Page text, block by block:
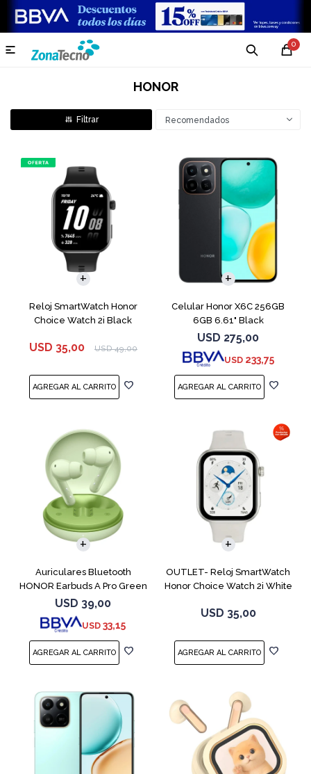
0

HONOR
Recomendados
Reloj SmartWatch Honor
Choice Watch 2i Black
USD 35,00 USD 49,00
Celular Honor X6C 256GB
6GB 6.61" Black
USD 275,00
USD 233,75
COMPARAR
Auriculares Bluetooth
HONOR Earbuds A Pro Green
USD 39,00
USD 33,15
OUTLET- Reloj SmartWatch
Honor Choice Watch 2i White
USD 35,00